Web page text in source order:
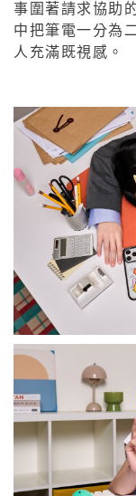
事圍著請求協助
中把筆電一分為
人充滿既視感。